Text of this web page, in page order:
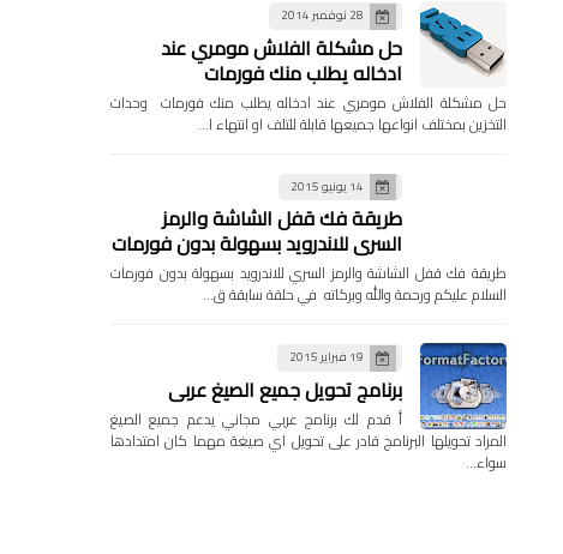
28 نوفمبر 2014
حل مشكلة الفلاش مومري عند
ادخاله يطلب منك فورمات
حل مشكلة الفلاش مومري عند ادخاله يطلب منك فورمات وحدات
التخزين بمختلف انواعها جميعها قابلة للتلف او انتهاء ا…
14 يونيو 2015
طريقة فك قفل الشاشة والرمز
السري للاندرويد بسهولة بدون فورمات
طريقة فك قفل الشاشة والرمز السري للاندرويد بسهولة بدون فورمات
السلام عليكم ورحمة والله وبركاته في حلقة سابقة ق…
19 فبراير 2015
برنامج تحويل جميع الصيغ عربي
أ قدم لك برنامج عربي مجاني يدعم جميع الصيغ
المراد تحويلها البرنامج قادر على تحويل اي صيغة مهما كان امتدادها
سواء…